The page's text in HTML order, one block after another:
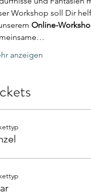
Workshop soll Dir
Online-
anzeigen